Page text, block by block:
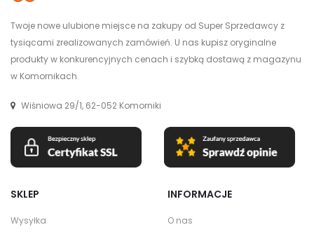
Twoje nowe ulubione miejsce na zakupy od Super Sprzedawcy z
tysiącami zrealizowanych zamówień. U nas kupisz oryginalne
produkty w konkurencyjnych cenach i szybką dostawą z magazynu
w Komornikach.
Wiśniowa 29/1, 62-052 Komorniki
SKLEP
Wysyłka
INFORMACJE
O nas